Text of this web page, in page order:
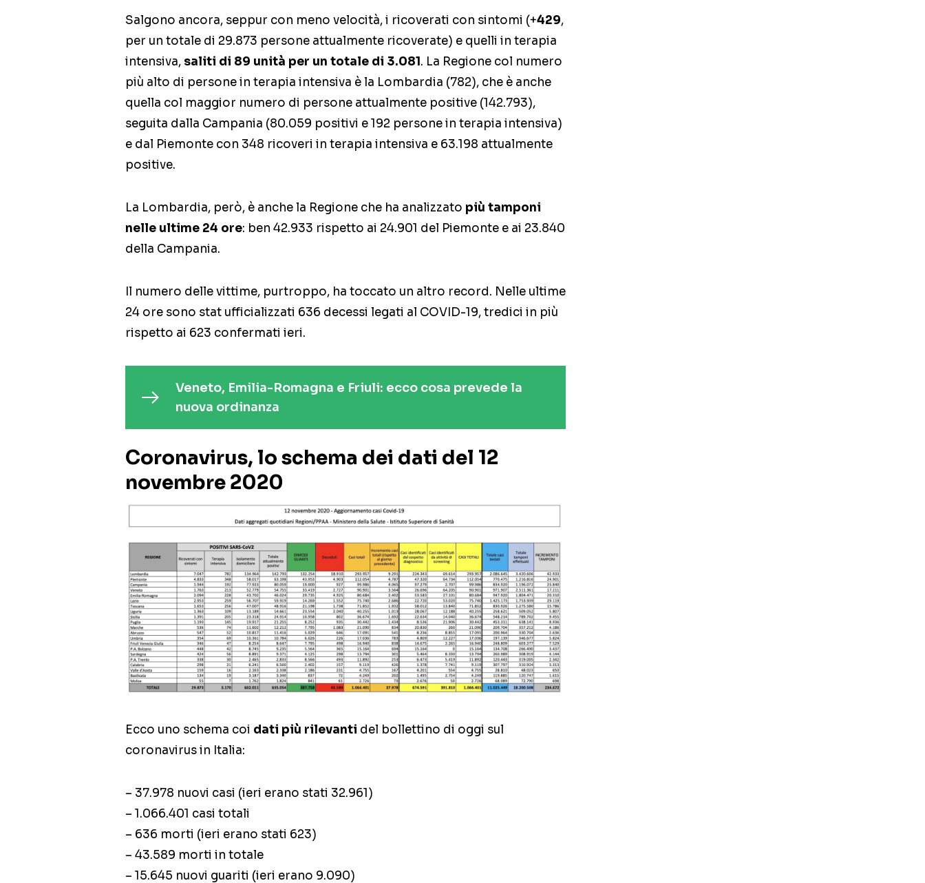
Salgono ancora, seppur con meno velocità, i ricoverati con sintomi (+429,
per un totale di 29.873 persone attualmente ricoverate) e quelli in terapia
intensiva, saliti di 89 unità per un totale di 3.081. La Regione col numero
più alto di persone in terapia intensiva è la Lombardia (782), che è anche
quella col maggior numero di persone attualmente positive (142.793),
seguita dalla Campania (80.059 positivi e 192 persone in terapia intensiva)
e dal Piemonte con 348 ricoveri in terapia intensiva e 63.198 attualmente
positive.
La Lombardia, però, è anche la Regione che ha analizzato più tamponi
nelle ultime 24 ore: ben 42.933 rispetto ai 24.901 del Piemonte e ai 23.840
della Campania.
Il numero delle vittime, purtroppo, ha toccato un altro record. Nelle ultime
24 ore sono stat ufficializzati 636 decessi legati al COVID-19, tredici in più
rispetto ai 623 confermati ieri.
Veneto, Emilia-Romagna e Friuli: ecco cosa prevede la
nuova ordinanza
Coronavirus, lo schema dei dati del 12
novembre 2020
Ecco uno schema coi dati più rilevanti del bollettino di oggi sul
coronavirus in Italia:
– 37.978 nuovi casi (ieri erano stati 32.961)
– 1.066.401 casi totali
– 636 morti (ieri erano stati 623)
– 43.589 morti in totale
– 15.645 nuovi guariti (ieri erano 9.090)